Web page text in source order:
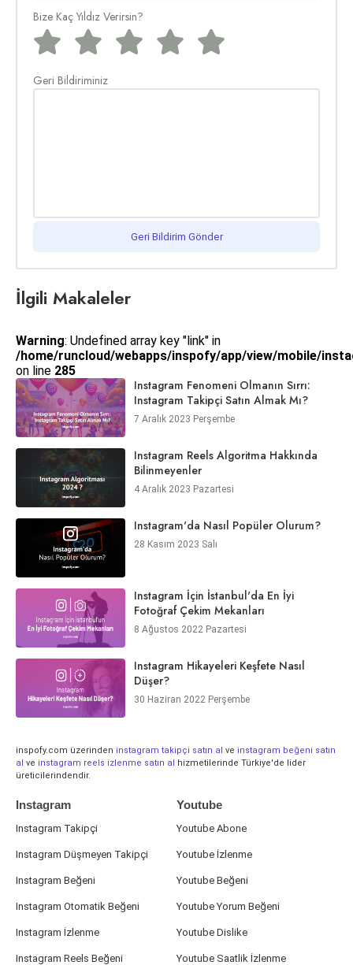
Bize Kaç Yıldız Verirsin?
Geri Bildiriminiz
Geri Bildirim Gönder
İlgili Makaleler
Warning: Undefined array key "link" in
/home/runcloud/webapps/inspofy/app/view/mobile/
on line 285
Instagram Fenomeni Olmanın Sırrı:
Instagram Takipçi Satın Almak Mı?
7 Aralık 2023 Perşembe
Instagram Reels Algoritma Hakkında
Bilinmeyenler
4 Aralık 2023 Pazartesi
Instagram'da Nasıl Popüler Olurum?
28 Kasım 2023 Salı
Instagram İçin İstanbul'da En İyi
Fotoğraf Çekim Mekanları
8 Ağustos 2022 Pazartesi
Instagram Hikayeleri Keşfete Nasıl
Düşer?
30 Haziran 2022 Perşembe
inspofy.com üzerinden instagram takipçi satın al ve instagram beğeni satın
al ve instagram reels izlenme satın al hizmetilerinde Türkiye'de lider
üreticilerindendir.
Instagram
Instagram Takipçi
Instagram Düşmeyen Takipçi
Instagram Beğeni
Instagram Otomatik Beğeni
Instagram İzlenme
Instagram Reels Beğeni
Youtube
Youtube Abone
Youtube İzlenme
Youtube Beğeni
Youtube Yorum Beğeni
Youtube Dislike
Youtube Saatlik İzlenme